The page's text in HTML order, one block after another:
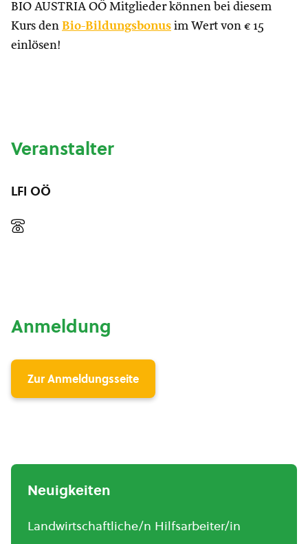
BIO AUSTRIA OÖ Mitglieder können bei diesem
Kurs den Bio-Bildungsbonus im Wert von € 15
einlösen!
Veranstalter
LFI OÖ
Anmeldung
Zur Anmeldungsseite
Neuigkeiten
Landwirtschaftliche/n Hilfsarbeiter/in